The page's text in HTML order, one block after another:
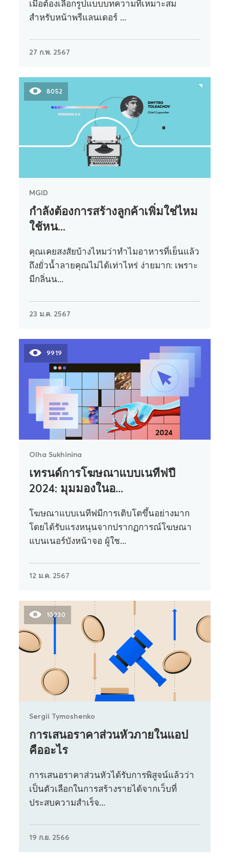
เมื่อต้องเลือกรูปแบบบทความที่เหมาะสม
สำหรับหน้าพรีแลนเดอร์ ...
27 ก.พ. 2567
8052
MGID
กำลังต้องการสร้างลูกค้าเพิ่มใช่ไหม
ใช้หน...
คุณเคยสงสัยบ้างไหมว่าทำไมอาหารที่เย็นแล้ว
ถึงยั่วน้ำลายคุณไม่ได้เท่าไหร่ ง่ายมาก: เพราะ
มีกลิ่นน...
23 ม.ค. 2567
9919
Olha Sukhinina
เทรนด์การโฆษณาแบบเนทีฟปี
2024: มุมมองในอ...
โฆษณาแบบเนทีฟมีการเติบโตขึ้นอย่างมาก
โดยได้รับแรงหนุนจากปรากฏการณ์โฆษณา
แบนเนอร์บังหน้าจอ ผู้ใช...
12 ม.ค. 2567
10230
Sergii Tymoshenko
การเสนอราคาส่วนหัวภายในแอป
คืออะไร
การเสนอราคาส่วนหัวได้รับการพิสูจน์แล้วว่า
เป็นตัวเลือกในการสร้างรายได้จากเว็บที่
ประสบความสำเร็จ...
19 ก.ย. 2566